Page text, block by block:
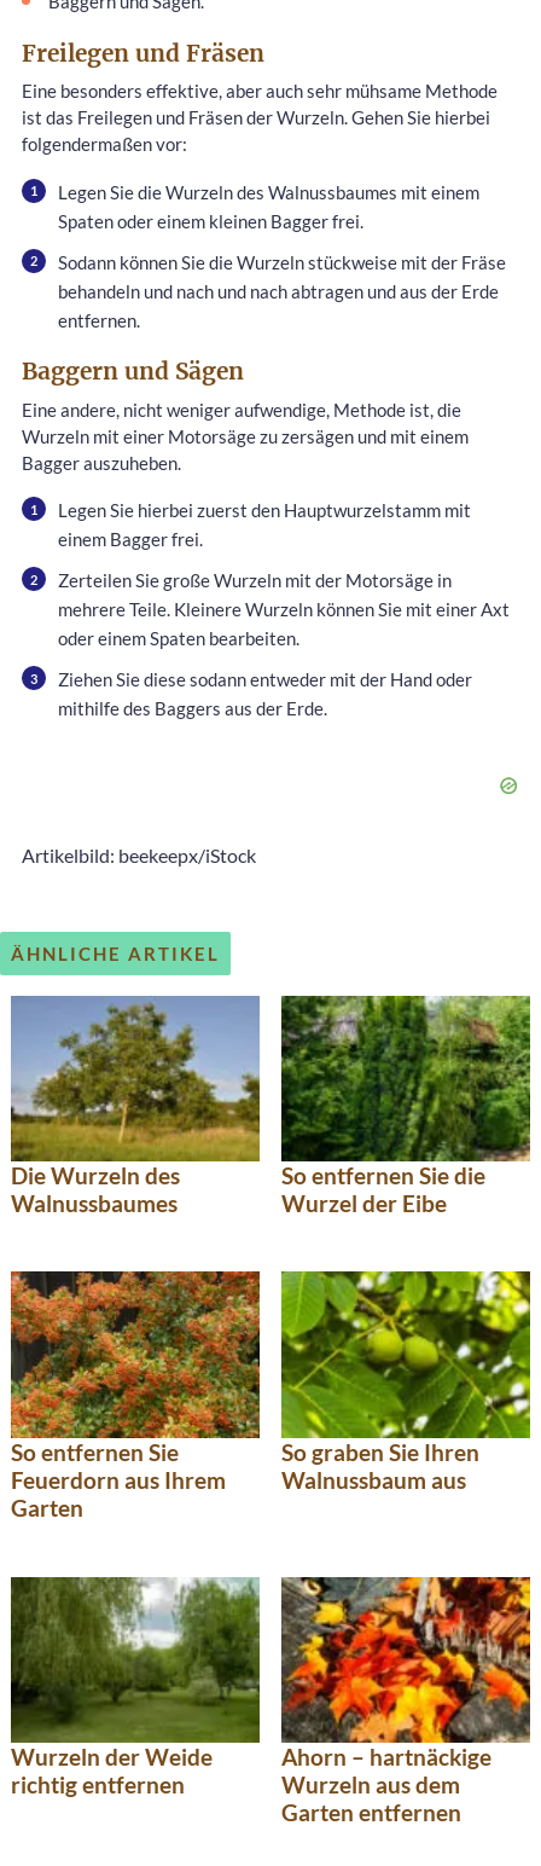
Freilegen und Fräsen
Eine besonders effektive, aber auch sehr mühsame Methode
ist das Freilegen und Fräsen der Wurzeln. Gehen Sie hierbei
folgendermaßen vor:
Legen Sie die Wurzeln des Walnussbaumes mit einem
Spaten oder einem kleinen Bagger frei.
Sodann können Sie die Wurzeln stückweise mit der Fräse
behandeln und nach und nach abtragen und aus der Erde
entfernen.
Baggern und Sägen
Eine andere, nicht weniger aufwendige, Methode ist, die
Wurzeln mit einer Motorsäge zu zersägen und mit einem
Bagger auszuheben.
Legen Sie hierbei zuerst den Hauptwurzelstamm mit
einem Bagger frei.
Zerteilen Sie große Wurzeln mit der Motorsäge in
mehrere Teile. Kleinere Wurzeln können Sie mit einer Axt
oder einem Spaten bearbeiten.
Ziehen Sie diese sodann entweder mit der Hand oder
mithilfe des Baggers aus der Erde.
Artikelbild: beekeepx/iStock
ÄHNLICHE ARTIKEL
Die Wurzeln des
Walnussbaumes
So entfernen Sie die
Wurzel der Eibe
So entfernen Sie
Feuerdorn aus Ihrem
Garten
So graben Sie Ihren
Walnussbaum aus
Wurzeln der Weide
richtig entfernen
Ahorn – hartnäckige
Wurzeln aus dem
Garten entfernen